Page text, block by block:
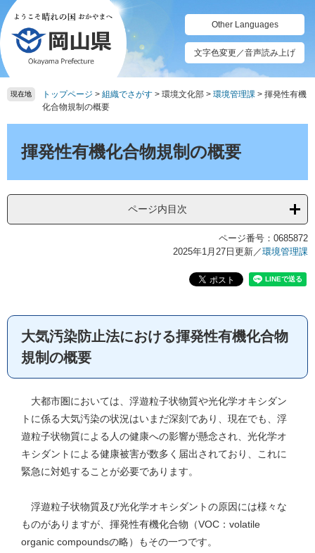
ペ
ー
ジ
の
先
頭
メ
ニ
ュ
ー
を
飛
て
Other Languages
文字色変更／音声読み上げ
現在地 トップページ > 組織でさがす > 環境文化部 > 環境管理課 > 揮発性有機
化合物規制の概要
揮発性有機化合物規制の概要
ページ内目次
ページ番号：0685872
2025年1月27日更新／環境管理課
大気汚染防止法における揮発性有機化合物
規制の概要
大都市圏においては、浮遊粒子状物質や光化学オキシダン
トに係る大気汚染の状況はいまだ深刻であり、現在でも、浮
遊粒子状物質による人の健康への影響が懸念され、光化学オ
キシダントによる健康被害が数多く届出されており、これに
緊急に対処することが必要であります。
浮遊粒子状物質及び光化学オキシダントの原因には様々な
ものがありますが、揮発性有機化合物（VOC：volatile
organic compoundsの略）もその一つです。